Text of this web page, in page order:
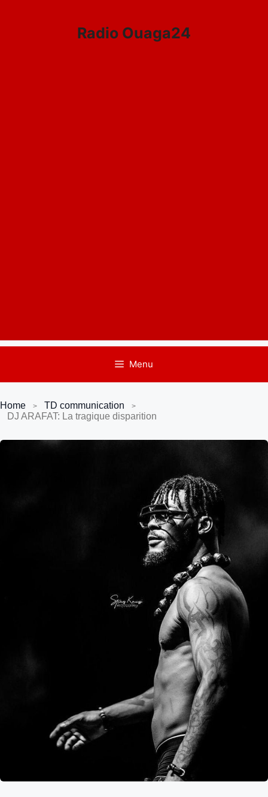
Radio Ouaga24
Menu
Home
TD communication
DJ ARAFAT: La tragique disparition